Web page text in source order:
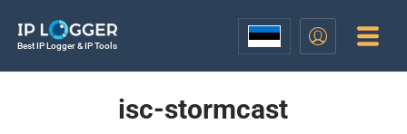
Best IP Logger & IP Tools
isc-stormcast